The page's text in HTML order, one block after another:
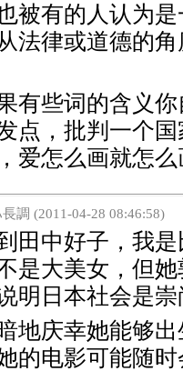
被有的人认为
法律或道德的
有些词的含义
点，批判一个
爱怎么画就怎么
調 (2011-04-28 08:46:58)
中好子，我是
是大美女，但
明日本社会是
地庆幸她能够
的电影可能随